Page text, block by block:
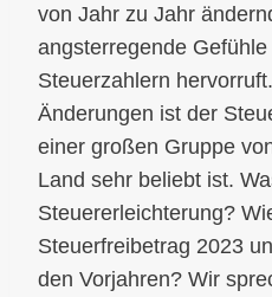
von Jahr zu Jahr
angsterregende
Steuerzahlern
Änderungen ist der
einer großen Gruppe
Land sehr beliebt ist.
Steuererleichterung?
Steuerfreibetrag 2023
den Vorjahren? Wir